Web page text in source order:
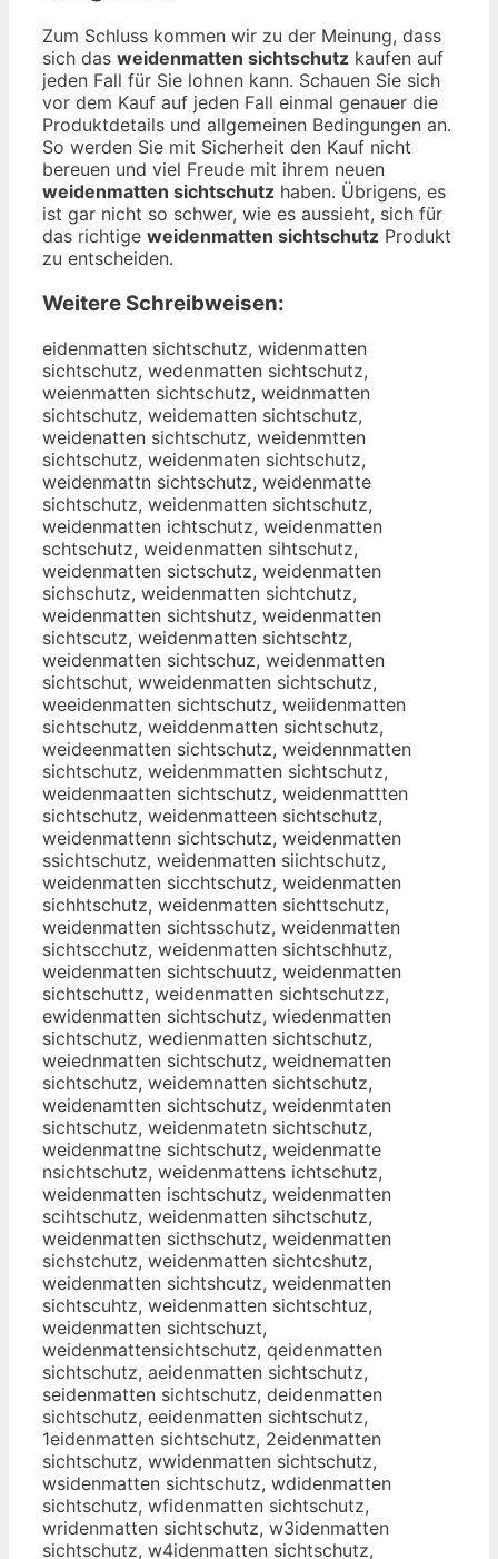
Zum Schluss kommen wir zu der Meinung, dass
sich das weidenmatten sichtschutz kaufen auf
jeden Fall für Sie lohnen kann. Schauen Sie sich
vor dem Kauf auf jeden Fall einmal genauer die
Produktdetails und allgemeinen Bedingungen an.
So werden Sie mit Sicherheit den Kauf nicht
bereuen und viel Freude mit ihrem neuen
weidenmatten sichtschutz haben. Übrigens, es
ist gar nicht so schwer, wie es aussieht, sich für
das richtige weidenmatten sichtschutz Produkt
zu entscheiden.
Weitere Schreibweisen:
eidenmatten sichtschutz, widenmatten sichtschutz, wedenmatten sichtschutz, weienmatten sichtschutz, weidnmatten sichtschutz, weidematten sichtschutz, weidenatten sichtschutz, weidenmtten sichtschutz, weidenmaten sichtschutz, weidenmattn sichtschutz, weidenmatte sichtschutz, weidenmatten sichtschutz, weidenmatten ichtschutz, weidenmatten schtschutz, weidenmatten sihtschutz, weidenmatten sictschutz, weidenmatten sichschutz, weidenmatten sichtchutz, weidenmatten sichtshutz, weidenmatten sichtscutz, weidenmatten sichtschtz, weidenmatten sichtschuz, weidenmatten sichtschut, wweidenmatten sichtschutz, weeidenmatten sichtschutz, weiidenmatten sichtschutz, weiddenmatten sichtschutz, weideenmatten sichtschutz, weidennmatten sichtschutz, weidenmmatten sichtschutz, weidenmaatten sichtschutz, weidenmattten sichtschutz, weidenmatteen sichtschutz, weidenmattenn sichtschutz, weidenmatten ssichtschutz, weidenmatten siichtschutz, weidenmatten sicchtschutz, weidenmatten sichhtschutz, weidenmatten sichttschutz, weidenmatten sichtsschutz, weidenmatten sichtscchutz, weidenmatten sichtschhutz, weidenmatten sichtschuutz, weidenmatten sichtschuttz, weidenmatten sichtschutzz, ewidenmatten sichtschutz, wiedenmatten sichtschutz, wedienmatten sichtschutz, weiednmatten sichtschutz, weidnematten sichtschutz, weidemnatten sichtschutz, weidenamtten sichtschutz, weidenmtaten sichtschutz, weidenmatetn sichtschutz, weidenmattne sichtschutz, weidenmatte nsichtschutz, weidenmattens ichtschutz, weidenmatten ischtschutz, weidenmatten scihtschutz, weidenmatten sihctschutz, weidenmatten sicthschutz, weidenmatten sichstchutz, weidenmatten sichtcshutz, weidenmatten sichtshcutz, weidenmatten sichtscuhtz, weidenmatten sichtschtuz, weidenmatten sichtschuzt, weidenmattensichtschutz, qeidenmatten sichtschutz, aeidenmatten sichtschutz, seidenmatten sichtschutz, deidenmatten sichtschutz, eeidenmatten sichtschutz, 1eidenmatten sichtschutz, 2eidenmatten sichtschutz, wwidenmatten sichtschutz, wsidenmatten sichtschutz, wdidenmatten sichtschutz, wfidenmatten sichtschutz, wridenmatten sichtschutz, w3idenmatten sichtschutz, w4idenmatten sichtschutz, weudenmatten sichtschutz, wejdenmatten sichtschutz, wekdenmatten sichtschutz, weldenmatten sichtschutz, weodenmatten sichtschutz, we8denmatten sichtschutz, we9denmatten sichtschutz, weixenmatten sichtschutz, weisenmatten sichtschutz, weiwenmatten sichtschutz, weieenmatten sichtschutz, weirenmatten sichtschutz, weifenmatten sichtschutz, weivenmatten sichtschutz, weicenmatten sichtschutz, weidwnmatten sichtschutz, weidsnmatten sichtschutz, weiddnmatten sichtschutz, weidfnmatten sichtschutz, weidrnmatten sichtschutz, weid3nmatten sichtschutz, weid4nmatten sichtschutz, weide matten sichtschutz, weidebmatten sichtschutz, weidegmatten sichtschutz, weidehmatten sichtschutz, weidejmatten sichtschutz, weidemmatten sichtschutz, weiden atten sichtschutz, weidennatten sichtschutz, weidenhatten sichtschutz, weidenjatten sichtschutz, weidenkatten sichtschutz, weidenlatten sichtschutz, weidenmqtten sichtschutz, weidenmwtten sichtschutz, weidenmztten sichtschutz, weidenmxtten sichtschutz, weidenmarten sichtschutz, weidenmaften sichtschutz, weidenmagten sichtschutz, weidenmahten sichtschutz, weidenmayten sichtschutz, weidenma5ten sichtschutz, weidenma6ten sichtschutz, weidenmatren sichtschutz, weidenmatfen sichtschutz, weidenmatgen sichtschutz, weidenmathen sichtschutz, weidenmatyen sichtschutz, weidenmat5en sichtschutz, weidenmat6en sichtschutz, weidenmattwn sichtschutz, weidenmattsn sichtschutz, weidenmattdn sichtschutz, weidenmattfn sichtschutz, weidenmattrn sichtschutz, weidenmatt3n sichtschutz, weidenmatt4n sichtschutz, weidenmatte sichtschutz, weidenmatteb sichtschutz, weidenmatteg sichtschutz, weidenmatteh sichtschutz, weidenmattej sichtschutz, weidenmattem sichtschutz, weidenmatten qichtschutz, weidenmatten wichtschutz, weidenmatten eichtschutz, weidenmatten zichtschutz, weidenmatten xichtschutz, weidenmatten cichtschutz, weidenmatten suchtschutz, weidenmatten sjchtschutz, weidenmatten skchtschutz, weidenmatten slchtschutz, weidenmatten sochtschutz, weidenmatten s8chtschutz, weidenmatten s9chtschutz, weidenmatten si htschutz, weidenmatten sixhtschutz, weidenmatten sishtschutz, weidenmatten sidhtschutz, weidenmatten sifhtschutz, weidenmatten sivhtschutz, weidenmatten sicbtschutz, weidenmatten sicgtschutz, weidenmatten sicttschutz, weidenmatten sicytschutz, weidenmatten sicutschutz, weidenmatten sicjtschutz, weidenmatten sicmtschutz, weidenmatten sicntschutz, weidenmatten sichrschutz, weidenmatten sichfschutz, weidenmatten sichgschutz, weidenmatten sichhschutz, weidenmatten sichyschutz, weidenmatten sich5schutz, weidenmatten sich6schutz, weidenmatten sichtqchutz, weidenmatten sichtwchutz, weidenmatten sichtechutz, weidenmatten sichtzchutz, weidenmatten sichtxchutz, weidenmatten sichtcchutz, weidenmatten sichts hutz, weidenmatten sichtsxhutz, weidenmatten sichtsshutz, weidenmatten sichtsdhutz, weidenmatten sichtsfhutz, weidenmatten sichtsvhutz, weidenmatten sichtscbutz, weidenmatten sichtscgutz, weidenmatten sichtsctutz, weidenmatten sichtscyutz, weidenmatten sichtscuutz, weidenmatten sichtscjutz, weidenmatten sichtscmutz, weidenmatten sichtscnutz, weidenmatten sichtschytz, weidenmatten sichtschhtz, weidenmatten sichtschjtz, weidenmatten sichtschktz, weidenmatten sichtschitz, weidenmatten sichtsch7tz, weidenmatten sichtsch8tz, weidenmatten sichtschurz, weidenmatten sichtschufz, weidenmatten sichtschugz, weidenmatten sichtschuhz, weidenmatten sichtschuyz, weidenmatten sichtschu5z, weidenmatten sichtschu6z, weidenmatten sichtschutx, weidenmatten sichtschuts, weidenmatten sichtschuta, qweidenmatten sichtschutz, wqeidenmatten sichtschutz, aweidenmatten sichtschutz, waeidenmatten sichtschutz, sweidenmatten sichtschutz, wseidenmatten sichtschutz, dweidenmatten sichtschutz, wdeidenmatten sichtschutz, eweidenmatten sichtschutz, 1weidenmatten sichtschutz, w1eidenmatten sichtschutz, 2weidenmatten sichtschutz, w2eidenmatten sichtschutz, wewidenmatten sichtschutz, wesidenmatten sichtschutz, wedidenmatten sichtschutz, wfeidenmatten sichtschutz, wefidenmatten sichtschutz, wreidenmatten sichtschutz, weridenmatten sichtschutz, w3eidenmatten sichtschutz, we3idenmatten sichtschutz, w4eidenmatten sichtschutz, we4idenmatten sichtschutz, weuidenmatten sichtschutz, weiudenmatten sichtschutz, wejidenmatten sichtschutz, weijdenmatten sichtschutz, wekidenmatten sichtschutz, weikdenmatten sichtschutz, welidenmatten sichtschutz, weildenmatten sichtschutz, weoidenmatten sichtschutz, weiodenmatten sichtschutz, we8idenmatten sichtschutz, wei8denmatten sichtschutz, we9idenmatten sichtschutz, wei9denmatten sichtschutz, weixdenmatten sichtschutz, weidxenmatten sichtschutz, weisdenmatten sichtschutz, weidsenmatten sichtschutz, weiwdenmatten sichtschutz, weidwenmatten sichtschutz, weiedenmatten sichtschutz, weirdenmatten sichtschutz, weidrenmatten sichtschutz, weifdenmatten sichtschutz, weidfenmatten sichtschutz, weivdenmatten sichtschutz, weidvenmatten sichtschutz, weicdenmatten sichtschutz, weidcenmatten sichtschutz, weidewnmatten sichtschutz, weidesnmatten sichtschutz, weidednmatten sichtschutz, weidefnmatten sichtschutz, weidernmatten sichtschutz, weid3enmatten sichtschutz, weide3nmatten sichtschutz, weid4enmatten sichtschutz, weide4nmatten sichtschutz, weide nmatten sichtschutz, weiden matten sichtschutz, weidebnmatten sichtschutz, weidenbmatten sichtschutz, weidegnmatten sichtschutz, weidengmatten sichtschutz, weidehnmatten sichtschutz, weidenhmatten sichtschutz, weidejnmatten sichtschutz, weidenjmatten sichtschutz, weidemnmatten sichtschutz, weidenm atten sichtschutz, weidenmnatten sichtschutz, weidenmhatten sichtschutz, weidenmjatten sichtschutz, weidenkmatten sichtschutz, weidenmkatten sichtschutz, weidenlmatten sichtschutz, weidenmlatten sichtschutz, weidenmqatten sichtschutz, weidenmaqtten sichtschutz, weidenmwatten sichtschutz, weidenmawtten sichtschutz, weidenmzatten sichtschutz, weidenmaztten sichtschutz, weidenmxatten sichtschutz, weidenmaxtten sichtschutz, weidenmartten sichtschutz, weidenmatrten sichtschutz, weidenmaftten sichtschutz, weidenmatften sichtschutz, weidenmagtten sichtschutz, weidenmatgten sichtschutz, weidenmahtten sichtschutz, weidenmathten sichtschutz, weidenmaytten sichtschutz, weidenmatyten sichtschutz, weidenma5tten sichtschutz, weidenmat5ten sichtschutz, weidenma6tten sichtschutz, weidenmat6ten sichtschutz, weidenmattren sichtschutz, weidenmattfen sichtschutz, weidenmattgen sichtschutz, weidenmatthen sichtschutz, weidenmattyen sichtschutz, weidenmatt5en sichtschutz, weidenmatt6en sichtschutz, weidenmattwen sichtschutz, weidenmattewn sichtschutz, weidenmattsen sichtschutz, weidenmattesn sichtschutz, weidenmattden sichtschutz, weidenmattedn sichtschutz, weidenmattefn sichtschutz, weidenmattern sichtschutz, weidenmatt3en sichtschutz, weidenmatte3n sichtschutz, weidenmatt4en sichtschutz, weidenmatte4n sichtschutz, weidenmatte n sichtschutz, weidenmatten sichtschutz, weidenmattebn sichtschutz, weidenmattenb sichtschutz, weidenmattegn sichtschutz, weidenmatteng sichtschutz, weidenmattehn sichtschutz, weidenmattenh sichtschutz, weidenmattejn sichtschutz, weidenmattenj sichtschutz, weidenmattemn sichtschutz, weidenmattenm sichtschutz, weidenmatten qsichtschutz, weidenmatten sqichtschutz, weidenmatten wsichtschutz, weidenmatten swichtschutz, weidenmatten esichtschutz, weidenmatten seichtschutz, weidenmatten zsichtschutz, weidenmatten szichtschutz, weidenmatten xsichtschutz, weidenmatten sxichtschutz, weidenmatten csichtschutz, weidenmatten scichtschutz, weidenmatten suichtschutz, weidenmatten siuchtschutz, weidenmatten sjichtschutz, weidenmatten sijchtschutz, weidenmatten skichtschutz, weidenmatten sikchtschutz, weidenmatten slichtschutz, weidenmatten silchtschutz, weidenmatten soichtschutz, weidenmatten siochtschutz, weidenmatten s8ichtschutz, weidenmatten si8chtschutz, weidenmatten s9ichtschutz, weidenmatten si9chtschutz, weidenmatten